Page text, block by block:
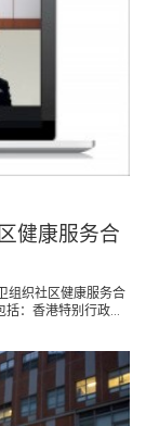
健康服务合
组织社区健康服务合
：香港特别行政...